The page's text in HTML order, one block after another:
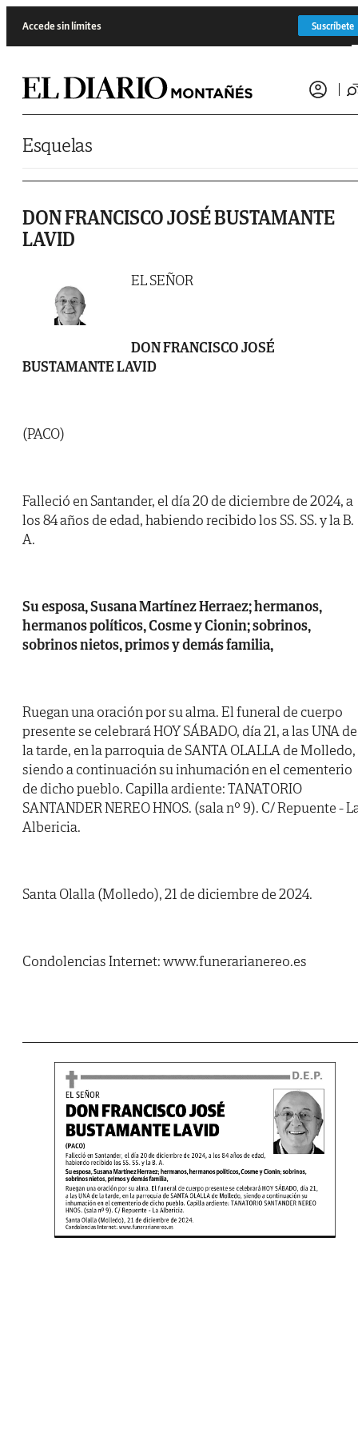
Accede sin límites Suscríbete
Esquelas
DON FRANCISCO JOSÉ BUSTAMANTE
LAVID
EL SEÑOR
DON FRANCISCO JOSÉ
BUSTAMANTE LAVID
(PACO)
Falleció en Santander, el día 20 de diciembre de 2024, a
los 84 años de edad, habiendo recibido los SS. SS. y la B.
A.
Su esposa, Susana Martínez Herraez; hermanos,
hermanos políticos, Cosme y Cionin; sobrinos,
sobrinos nietos, primos y demás familia,
Ruegan una oración por su alma. El funeral de cuerpo
presente se celebrará HOY SÁBADO, día 21, a las UNA de
la tarde, en la parroquia de SANTA OLALLA de Molledo,
siendo a continuación su inhumación en el cementerio
de dicho pueblo. Capilla ardiente: TANATORIO
SANTANDER NEREO HNOS. (sala nº 9). C/ Repuente -
Albericia.
Santa Olalla (Molledo), 21 de diciembre de 2024.
Condolencias Internet: www.funerarianereo.es